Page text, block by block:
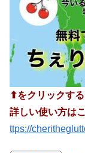
⬆︎をクリックす
詳しい使い方は
ttps://